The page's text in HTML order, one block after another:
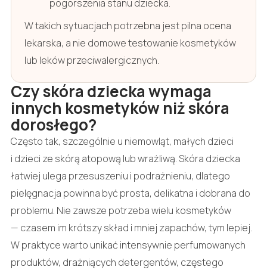
pogorszenia stanu dziecka.
W takich sytuacjach potrzebna jest pilna ocena
lekarska, a nie domowe testowanie kosmetyków
lub leków przeciwalergicznych.
Czy skóra dziecka wymaga
innych kosmetyków niż skóra
dorosłego?
Często tak, szczególnie u niemowląt, małych dzieci
i dzieci ze skórą atopową lub wrażliwą. Skóra dziecka
łatwiej ulega przesuszeniu i podrażnieniu, dlatego
pielęgnacja powinna być prosta, delikatna i dobrana do
problemu. Nie zawsze potrzeba wielu kosmetyków
— czasem im krótszy skład i mniej zapachów, tym lepiej.
W praktyce warto unikać intensywnie perfumowanych
produktów, drażniących detergentów, częstego